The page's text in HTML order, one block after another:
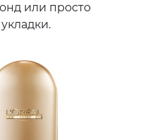
или просто